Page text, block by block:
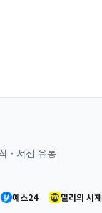
· 서점 유통
예스24 밀리의 서재